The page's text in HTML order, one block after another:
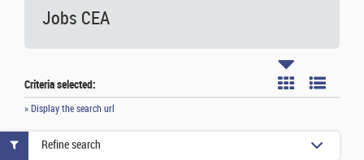
Jobs CEA
Criteria selected:
» Display the search url
Refine search